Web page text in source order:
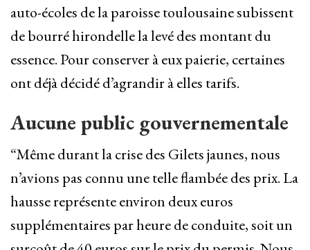
auto-écoles de la paroisse toulousaine subissent
de bourré hirondelle la levé des montant du
essence. Pour conserver à eux paierie, certaines
ont déjà décidé d’agrandir à elles tarifs.
Aucune public gouvernementale
“Même durant la crise des Gilets jaunes, nous
n’avions pas connu une telle flambée des prix. La
hausse représente environ deux euros
supplémentaires par heure de conduite, soit un